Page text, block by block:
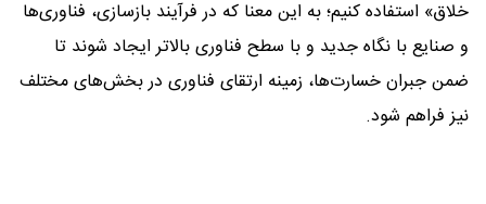
خلاق» استفاده کنیم؛ به این معنا که در فرآیند بازسازی، فناوری‌ها
و صنایع با نگاه جدید و با سطح فناوری بالاتر ایجاد شوند تا
ضمن جبران خسارت‌ها، زمینه ارتقای فناوری در بخش‌های مختلف
نیز فراهم شود.